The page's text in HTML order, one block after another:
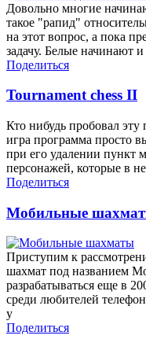
Довольно многие
такое "рапид"
на этот вопрос, а пока
задачу. Белые начинают и
Поделиться
Tournament chess II
Кто нибудь пробовал
игра программа просто
при его удалении пункт
персонажей, которые в
Поделиться
Мобильные
Приступим к
шахмат под названием
разрабатываться еще в
среди любителей
у
Поделиться